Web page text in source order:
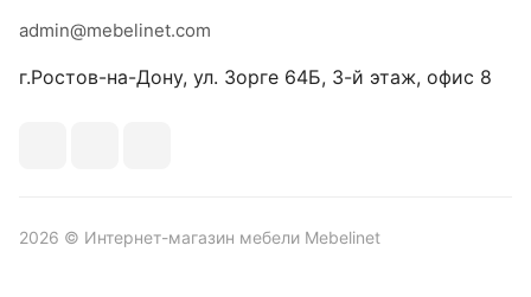
admin@mebelinet.com
г.Ростов-на-Дону, ул. Зорге 64Б, 3-й этаж, офис 8
2026 © Интернет-магазин мебели Mebelinet